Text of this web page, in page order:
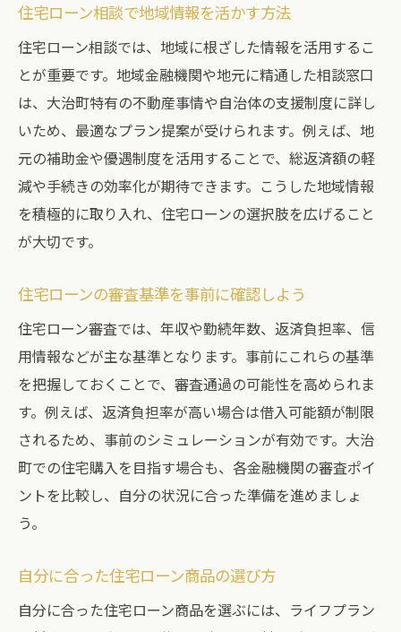
住宅ローン相談で地域情報を活かす方法
住宅ローン相談では、地域に根ざした情報を活用するこ
とが重要です。地域金融機関や地元に精通した相談窓口
は、大治町特有の不動産事情や自治体の支援制度に詳し
いため、最適なプラン提案が受けられます。例えば、地
元の補助金や優遇制度を活用することで、総返済額の軽
減や手続きの効率化が期待できます。こうした地域情報
を積極的に取り入れ、住宅ローンの選択肢を広げること
が大切です。
住宅ローンの審査基準を事前に確認しよう
住宅ローン審査では、年収や勤続年数、返済負担率、信
用情報などが主な基準となります。事前にこれらの基準
を把握しておくことで、審査通過の可能性を高められま
す。例えば、返済負担率が高い場合は借入可能額が制限
されるため、事前のシミュレーションが有効です。大治
町での住宅購入を目指す場合も、各金融機関の審査ポイ
ントを比較し、自分の状況に合った準備を進めましょ
う。
自分に合った住宅ローン商品の選び方
自分に合った住宅ローン商品を選ぶには、ライフプラン